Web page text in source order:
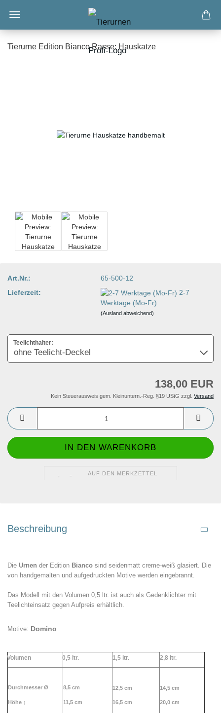
Tierurne Edition Bianco Rasse: Hauskatze
Art.Nr.:
65-500-12
Lieferzeit:
2-7
Werktage (Mo-Fr)
(Ausland abweichend)
Teelichthalter:
138,00 EUR
Kein Steuerausweis gem. Kleinuntern.-Reg. §19 UStG zzgl. Versand
AUF DEN MERKZETTEL
Beschreibung
Die Urnen der Edition Bianco sind seidenmatt creme-weiß glasiert. Die
von handgemalten und aufgedruckten Motive werden eingebrannt.
Das Modell mit den Volumen 0,5 ltr. ist auch als Gedenklichter mit
Teelichteinsatz gegen Aufpreis erhältlich.
Motive: Domino
Volumen 0,5 ltr. 1,5 ltr. 2,8 ltr.
Durchmesser Ø
Höhe ↕
8,5 cm
11,5 cm
12,5 cm
16,5 cm
14,5 cm
20,0 cm